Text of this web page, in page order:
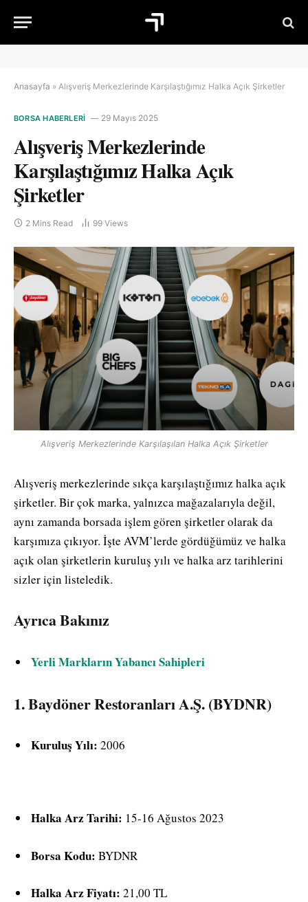
Anasayfa » Alışveriş Merkezlerinde Karşılaştığımız Halka Açık Şirketler
BORSA HABERLERI 29 Mayıs 2025
Alışveriş Merkezlerinde
Karşılaştığımız Halka Açık
Şirketler
2 Mins Read 99 Views
Alışveriş Merkezlerinde Karşılaşılan Halka Açık Şirketler
Alışveriş merkezlerinde sıkça karşılaştığımız halka açık
şirketler. Bir çok marka, yalnızca mağazalarıyla değil,
aynı zamanda borsada işlem gören şirketler olarak da
karşımıza çıkıyor. İşte AVM’lerde gördüğümüz ve halka
açık olan şirketlerin kuruluş yılı ve halka arz tarihlerini
sizler için listeledik.
Ayrıca Bakınız
Yerli Markların Yabancı Sahipleri
1.Baydöner Restoranları A.Ş. (BYDNR)
Kuruluş Yılı: 2006
Halka Arz Tarihi: 15-16 Ağustos 2023
Borsa Kodu: BYDNR
Halka Arz Fiyatı: 21,00 TL